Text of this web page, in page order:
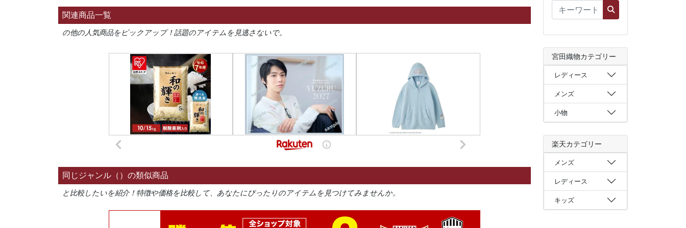
関連商品一覧
の他の人気商品をピックアップ！話題のアイテムを見逃さないで。
同じジャンル（）の類似商品
と比較したいを紹介！特徴や価格を比較して、あなたにぴったりのアイテムを見つけてみませんか。
宮田織物カテゴリー
レディース
メンズ
小物
楽天カテゴリー
メンズ
レディース
キッズ